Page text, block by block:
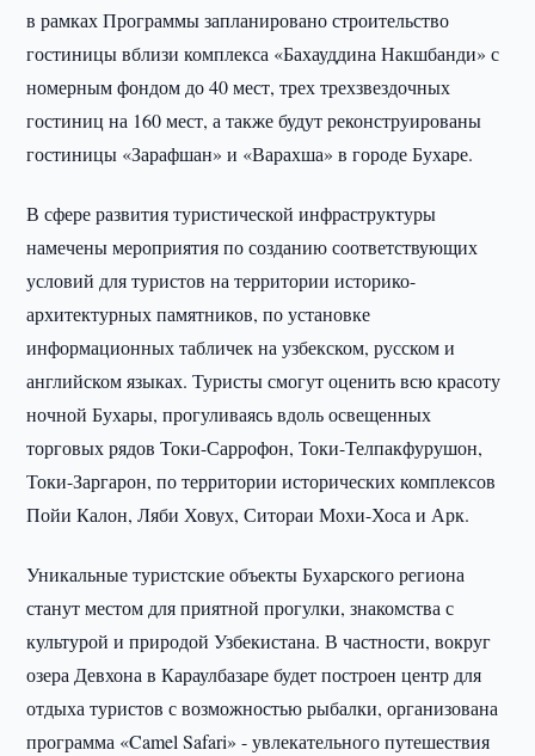
в рамках Программы запланировано строительство
гостиницы вблизи комплекса «Бахауддина Накшбанди» с
номерным фондом до 40 мест, трех трехзвездочных
гостиниц на 160 мест, а также будут реконструированы
гостиницы «Зарафшан» и «Варахша» в городе Бухаре.
В сфере развития туристической инфраструктуры
намечены мероприятия по созданию соответствующих
условий для туристов на территории историко-
архитектурных памятников, по установке
информационных табличек на узбекском, русском и
английском языках. Туристы смогут оценить всю красоту
ночной Бухары, прогуливаясь вдоль освещенных
торговых рядов Токи-Саррофон, Токи-Телпакфурушон,
Токи-Заргарон, по территории исторических комплексов
Пойи Калон, Ляби Ховух, Ситораи Мохи-Хоса и Арк.
Уникальные туристские объекты Бухарского региона
станут местом для приятной прогулки, знакомства с
культурой и природой Узбекистана. В частности, вокруг
озера Девхона в Караулбазаре будет построен центр для
отдыха туристов с возможностью рыбалки, организована
программа «Camel Safari» - увлекательного путешествия